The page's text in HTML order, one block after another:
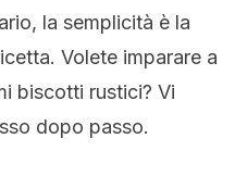
la semplicità è la
Volete imparare a
biscotti rustici? Vi
dopo passo.